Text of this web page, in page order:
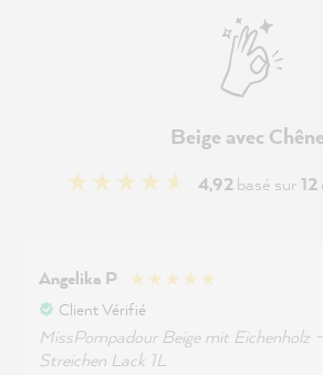
Beige avec
4,92basé sur12
Angelika P
Client Vérifié
MissPompadour Beige mit Eichenholz
Streichen Lack 1L